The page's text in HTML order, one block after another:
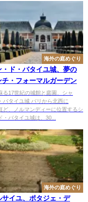
海外の庭めぐり
・ド・バタイユ城、夢の
チ・フォーマルガーデン
る17世紀の城館と庭園、シャ
バタイユ城 パリから北西に
ど、ノルマンディーに位置するシ
・バタイユ城は、30...
海外の庭めぐり
サイユ、ポタジェ・デ